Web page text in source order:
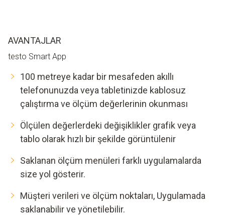
AVANTAJLAR
testo Smart App
100 metreye kadar bir mesafeden akıllı
telefonunuzda veya tabletinizde kablosuz
çalıştırma ve ölçüm değerlerinin okunması
Ölçülen değerlerdeki değişiklikler grafik veya
tablo olarak hızlı bir şekilde görüntülenir
Saklanan ölçüm menüleri farklı uygulamalarda
size yol gösterir.
Müşteri verileri ve ölçüm noktaları, Uygulamada
saklanabilir ve yönetilebilir.